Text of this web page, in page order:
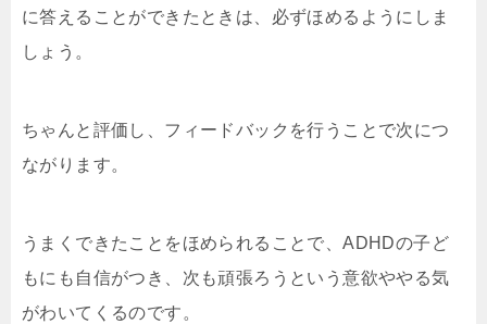
に答えることができたときは、必ずほめるようにしま
しょう。
ちゃんと評価し、フィードバックを行うことで次につ
ながります。
うまくできたことをほめられることで、ADHDの子ど
もにも自信がつき、次も頑張ろうという意欲ややる気
がわいてくるのです。